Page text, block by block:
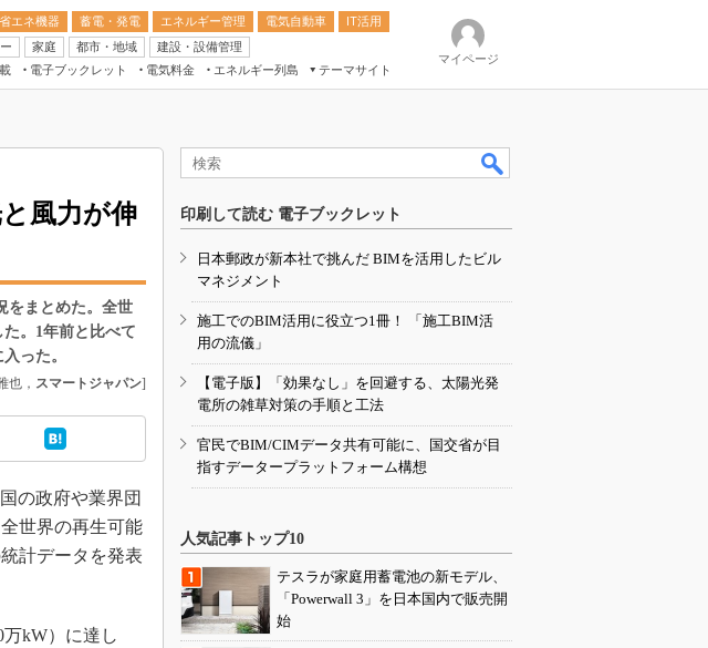
省エネ機器 蓄電・発電 エネルギー管理 電気自動車
IT活用
家庭 都市・地域
建設・設備管理
電子ブックレット 電気料金 エネルギー列島
テーマサイト
新電力
電気料金ガイドブック
BEMS
キーワード解説
マイページ
風力が伸
をまとめた。全世
。1年前と比べて
った。
也， スマートジャパン]
の政府や業界団
世界の再生可能
計データを発表
kW）に達し
印刷して読む 電子ブックレット
日本郵政が新本社で挑んだ BIMを活用したビル
マネジメント
施工でのBIM活用に役立つ1冊！ 「施工BIM活
用の流儀」
【電子版】「効果なし」を回避する、太陽光発
電所の雑草対策の手順と工法
官民でBIM/CIMデータ共有可能に、国交省が目
指すデータープラットフォーム構想
人気記事トップ10
テスラが家庭用蓄電池の新モデル、
「Powerwall 3」を日本国内で販売開
始